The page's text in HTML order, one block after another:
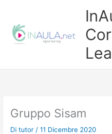
contenuto
Gruppo Sisam
Ditutor /11 Dicembre 2020